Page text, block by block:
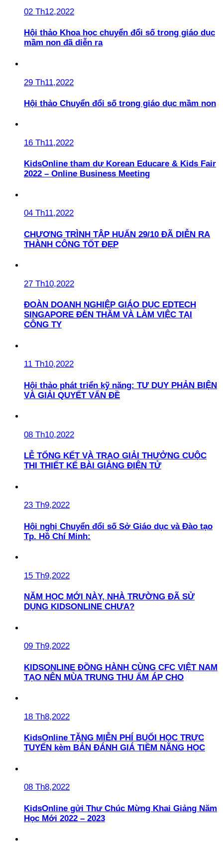
02 Th12,2022
Hội thảo Khoa học chuyển đổi số trong giáo dục
mầm non đã diễn ra
29 Th11,2022
Hội thảo Chuyển đổi số trong giáo dục mầm non
16 Th11,2022
KidsOnline tham dự Korean Educare & Kids Fair
2022 – Online Business Meeting
04 Th11,2022
CHƯƠNG TRÌNH TẬP HUẤN 29/10 ĐÃ DIỄN RA
THÀNH CÔNG TỐT ĐẸP
27 Th10,2022
ĐOÀN DOANH NGHIỆP GIÁO DỤC EDTECH
SINGAPORE ĐẾN THĂM VÀ LÀM VIỆC TẠI
CÔNG TY
11 Th10,2022
Hội thảo phát triển kỹ năng: TƯ DUY PHẢN BIỆN
VÀ GIẢI QUYẾT VẤN ĐỀ
08 Th10,2022
LỄ TỔNG KẾT VÀ TRAO GIẢI THƯỞNG CUỘC
THI THIẾT KẾ BÀI GIẢNG ĐIỆN TỬ
23 Th9,2022
Hội nghị Chuyển đổi số Sở Giáo dục và Đào tạo
Tp. Hồ Chí Minh:
15 Th9,2022
NĂM HỌC MỚI NÀY, NHÀ TRƯỜNG ĐÃ SỬ
DỤNG KIDSONLINE CHƯA?
09 Th9,2022
KIDSONLINE ĐỒNG HÀNH CÙNG CFC VIỆT NAM
TẠO NÊN MÙA TRUNG THU ẤM ÁP CHO
18 Th8,2022
KidsOnline TẶNG MIỄN PHÍ BUỔI HỌC TRỰC
TUYẾN kèm BẢN ĐÁNH GIÁ TIỀM NĂNG HỌC
08 Th8,2022
KidsOnline gửi Thư Chúc Mừng Khai Giảng Năm
Học Mới 2022 – 2023